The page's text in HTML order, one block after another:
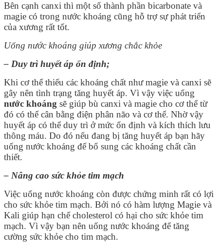
Bên cạnh canxi thì một số thành phần bicarbonate và
magie có trong nước khoáng cũng hỗ trợ sự phát triển
của xương rất tốt.
Uống nước khoáng giúp xương chắc khỏe
– Duy trì huyết áp ổn định;
Khi cơ thể thiếu các khoáng chất như magie và canxi sẽ
gây nên tình trạng tăng huyết áp. Vì vậy việc uống
nước khoáng sẽ giúp bù canxi và magie cho cơ thể từ
đó có thể cân bằng điện phân não và cơ thể. Nhờ vậy
huyết áp có thể duy trì ở mức ổn định và kích thích lưu
thông máu. Do đó nếu đang bị tăng huyết áp bạn hãy
uống nước khoáng để bổ sung các khoáng chất cần
thiết.
– Nâng cao sức khỏe tim mạch
Việc uống nước khoáng còn được chứng minh rất có lợi
cho sức khỏe tim mạch. Bởi nó có hàm lượng Magie và
Kali giúp hạn chế cholesterol có hại cho sức khỏe tim
mạch. Vì vậy bạn nên uống nước khoáng để tăng
cường sức khỏe cho tim mạch.